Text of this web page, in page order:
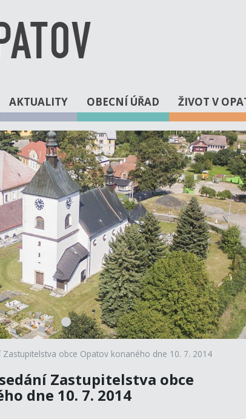
AKTUALITY OBECNÍ ÚŘAD ŽIVOT V
Zastupitelstva obce Opatov konaného dne 10. 7. 2014
Zastupitelstva obce
dne 10. 7. 2014